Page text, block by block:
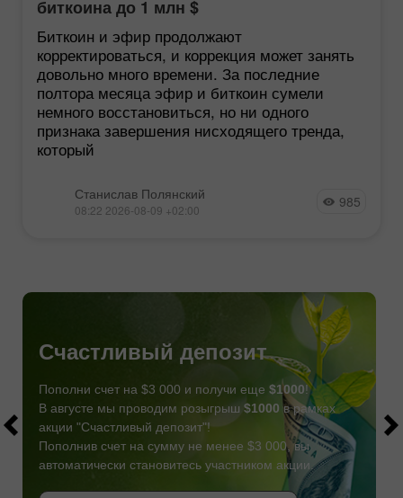
биткоина до 1 млн $
Биткоин и эфир продолжают
корректироваться, и коррекция может занять
довольно много времени. За последние
полтора месяца эфир и биткоин сумели
немного восстановиться, но ни одного
признака завершения нисходящего тренда,
который
Станислав Полянский
08:22 2026-08-09 +02:00 985
СТАТЬ УЧАСТНИКОМ
Счастливый депозит
Пополни счет на $3 000 и получи еще $1000!
В августе мы проводим розыгрыш $1000 в рамках
акции "Счастливый депозит"!
Пополнив счет на сумму не менее $3 000, вы
автоматически становитесь участником акции.
ПОЛУЧИТЬ БОНУС